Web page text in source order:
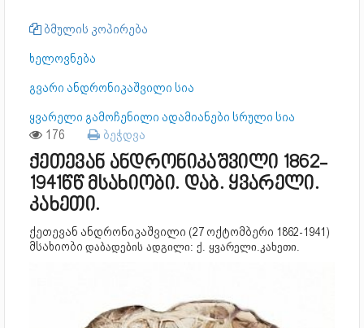
ბმულის კოპირება
ხელოვნება
გვარი ანდრონიკაშვილი სია
ყვარელი გამოჩენილი ადამიანები სრული სია
176 ბეჭდვა
ქეთევან ანდრონიკაშვილი 1862-
1941წწ მსახიობი. დაბ. ყვარელი.
კახეთი.
ქეთევან ანდრონიკაშვილი (27 ოქტომბერი 1862-1941)
მსახიობი დაბადების ადგილი: ქ. ყვარელი.კახეთი.